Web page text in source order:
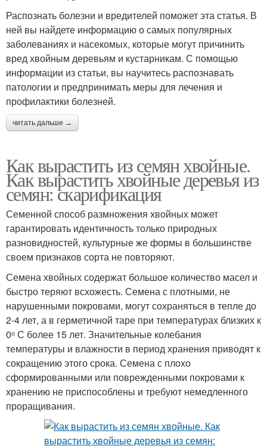
Распознать болезни и вредителей поможет эта статья. В
ней вы найдете информацию о самых популярных
заболеваниях и насекомых, которые могут причинить
вред хвойным деревьям и кустарникам. С помощью
информации из статьи, вы научитесь распознавать
патологии и предпринимать меры для лечения и
профилактики болезней.
читать дальше →
Как вырастить из семян хвойные.
Как вырастить хвойные деревья из
семян: скарификация
Семенной способ размножения хвойных может
гарантировать идентичность только природных
разновидностей, культурные же формы в большинстве
своем признаков сорта не повторяют.
Семена хвойных содержат большое количество масел и
быстро теряют всхожесть. Семена с плотными, не
нарушенными покровами, могут сохраняться в тепле до
2-4 лет, а в герметичной таре при температурах близких к
0ᵒ С более 15 лет. Значительные колебания
температуры и влажности в период хранения приводят к
сокращению этого срока. Семена с плохо
сформированными или поврежденными покровами к
хранению не приспособлены и требуют немедленного
проращивания.